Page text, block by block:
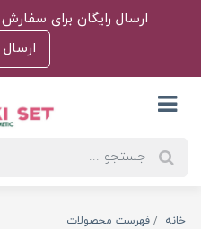
ارسال رایگان برای سفارش های بالای
ارسال
خانه
فهرست محصولات